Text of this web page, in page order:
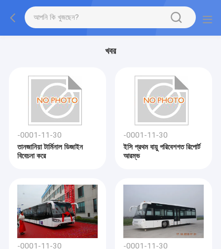
খবর
-0001-11-30
তানজানিয়া টার্মিনাল ডিজাইন
বিবেচনা করে
-0001-11-30
ইসি প্রথম বায়ু পরিবেশগত রিপোর্ট
আরম্ভ
-0001-11-30
-0001-11-30